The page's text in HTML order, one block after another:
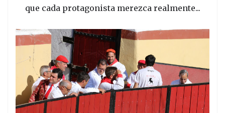
que cada protagonista merezca realmente...